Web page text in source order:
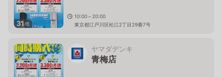
31枚
10:00～20:00
東京都江戸川区松江2丁目29番7号
ヤマダデンキ
青梅店